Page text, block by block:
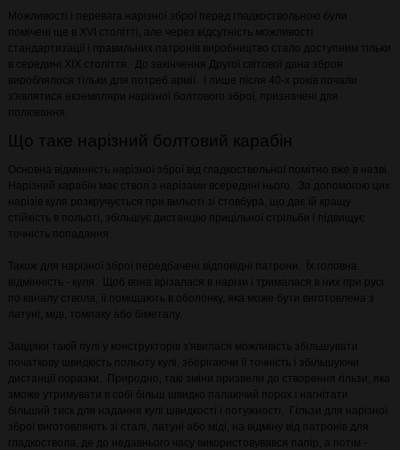
Можливості і перевага нарізної зброї перед гладкоствольною були
помічені ще в XVI столітті, але через відсутність можливості
стандартизації і правильних патронів виробництво стало доступним тільки
в середині XIX століття. До закінчення Другої світової дана зброя
вироблялося тільки для потреб армії. І лише після 40-х років почали
з'являтися екземпляри нарізної болтового зброї, призначені для
полювання.
Що таке нарізний болтовий карабін
Основна відмінність нарізної зброї від гладкоствольної помітно вже в назві.
Нарізний карабін має ствол з нарізами всередині нього. За допомогою цих
нарізів куля розкручується при вильоті зі стовбура, що дає їй кращу
стійкість в польоті, збільшує дистанцію прицільної стрільби і підвищує
точність попадання.
Також для нарізної зброї передбачені відповідні патрони. Їх головна
відмінність - куля. Щоб вона врізалася в нарізи і трималася в них при русі
по каналу ствола, її поміщають в оболонку, яка може бути виготовлена ​​з
латуні, міді, томпаку або біметалу.
Завдяки такій пулі у конструкторів з'явилася можливість збільшувати
початкову швидкість польоту кулі, зберігаючи її точність і збільшуючи
дистанції поразки. Природно, такі зміни призвели до створення гільзи, яка
зможе утримувати в собі більш швидко палаючий порох і нагнітати
більший тиск для надання кулі швидкості і потужності. Гільзи для нарізної
зброї виготовляють зі сталі, латуні або міді, на відміну від патронів для
гладкоствола, де до недавнього часу використовувався папір, а потім -